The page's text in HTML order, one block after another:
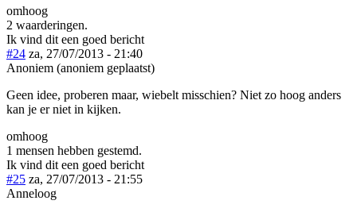
omhoog
2 waarderingen.
Ik vind dit een goed bericht
#24 za, 27/07/2013 - 21:40
Anoniem (anoniem geplaatst)
Geen idee, proberen maar, wiebelt misschien? Niet zo hoog anders
kan je er niet in kijken.
omhoog
1 mensen hebben gestemd.
Ik vind dit een goed bericht
#25 za, 27/07/2013 - 21:55
Anneloog